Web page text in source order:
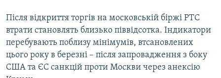
ІНФОГРАФІКА
ДОЛУЧАЙСЯ!
Усі сайти RFE/RL
Після відкриття торгів на московській біржі РТС
втрати становлять близько піввідсотка. Індикатори
перебувають поблизу мінімумів, втсановлених
цього року в березні – після запровадження з боку
США та ЄС санкцій проти Москви через анексію